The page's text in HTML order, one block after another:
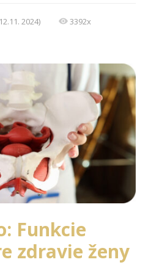
2024) 3392x
Funkcie
zdravie ženy